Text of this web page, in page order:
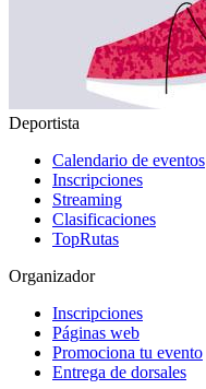
Deportista
Calendario de eventos
Inscripciones
Streaming
Clasificaciones
TopRutas
Organizador
Inscripciones
Páginas web
Promociona tu evento
Entrega de dorsales